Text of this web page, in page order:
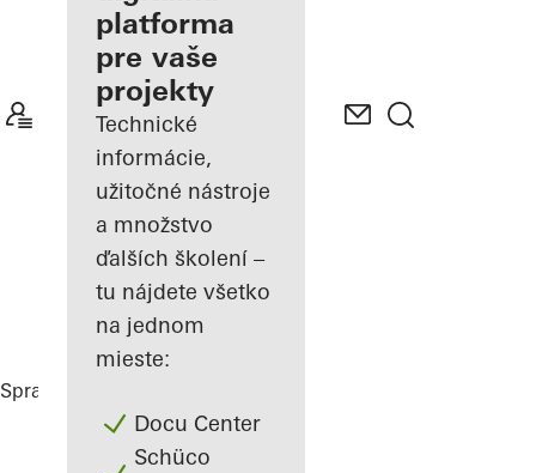
Spoznajte
"Moje
Pracovisko"
platforma
pre vaše
projekty
Technické
informácie,
užitočné nástroje
a množstvo
ďalších školení –
tu nájdete všetko
na jednom
mieste:
Docu Center
Schüco
Spracovatelia